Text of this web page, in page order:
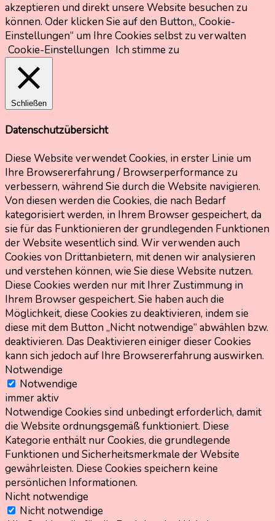
akzeptieren und direkt unsere Website besuchen zu
können. Oder klicken Sie auf den Button„ Cookie-
Einstellungen“ um Ihre Cookies selbst zu verwalten
Cookie-Einstellungen Ich stimme zu
Schließen
Datenschutzübersicht
Diese Website verwendet Cookies, in erster Linie um
Ihre Browsererfahrung / Browserperformance zu
verbessern, während Sie durch die Website navigieren.
Von diesen werden die Cookies, die nach Bedarf
kategorisiert werden, in Ihrem Browser gespeichert, da
sie für das Funktionieren der grundlegenden Funktionen
der Website wesentlich sind. Wir verwenden auch
Cookies von Drittanbietern, mit denen wir analysieren
und verstehen können, wie Sie diese Website nutzen.
Diese Cookies werden nur mit Ihrer Zustimmung in
Ihrem Browser gespeichert. Sie haben auch die
Möglichkeit, diese Cookies zu deaktivieren, indem sie
diese mit dem Button „Nicht notwendige“ abwählen bzw.
deaktivieren. Das Deaktivieren einiger dieser Cookies
kann sich jedoch auf Ihre Browsererfahrung auswirken.
Notwendige
Notwendige
immer aktiv
Notwendige Cookies sind unbedingt erforderlich, damit
die Website ordnungsgemäß funktioniert. Diese
Kategorie enthält nur Cookies, die grundlegende
Funktionen und Sicherheitsmerkmale der Website
gewährleisten. Diese Cookies speichern keine
persönlichen Informationen.
Nicht notwendige
Nicht notwendige